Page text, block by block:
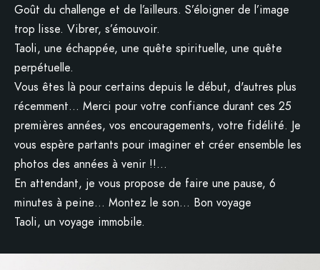
Goût du challenge et de l’ailleurs. S’éloigner de l’image
trop lisse. Vibrer, s’émouvoir.
Taoli, une échappée, une quête spirituelle, une quête
perpétuelle.
Vous êtes là pour certains depuis le début, d'autres plus
récemment… Merci pour votre confiance durant ces 25
premières années, vos encouragements, votre fidélité. Je
vous espère partants pour imaginer et créer ensemble les
photos des années à venir !!…
En attendant, je vous propose de faire une pause, 6
minutes à peine… Montez le son… Bon voyage
Taoli, un voyage immobile.